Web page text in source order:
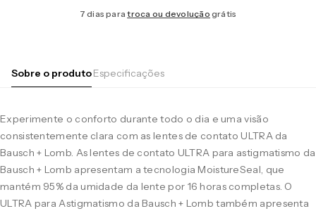
7 dias paratroca ou devolução grátis
Sobre o produtoEspecificações
Experimente o conforto durante todo o dia e uma visão
consistentemente clara com as lentes de contato ULTRA da
Bausch + Lomb. As lentes de contato ULTRA para astigmatismo da
Bausch + Lomb apresentam a tecnologia MoistureSeal, que
mantém 95% da umidade da lente por 16 horas completas. O
ULTRA para Astigmatismo da Bausch + Lomb também apresenta